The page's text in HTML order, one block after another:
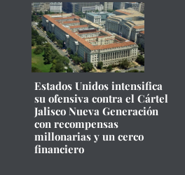
Estados Unidos intensifica
su ofensiva contra el Cártel
Jalisco Nueva Generación
con recompensas
millonarias y un cerco
financiero